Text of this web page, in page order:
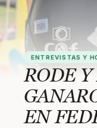
ENTREVISTAS Y
RODE
EN